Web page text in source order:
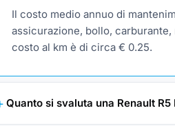
Il costo medio annuo di
assicurazione, bollo,
costo al km è di circa € 0.25.
Quanto si svaluta una Renault